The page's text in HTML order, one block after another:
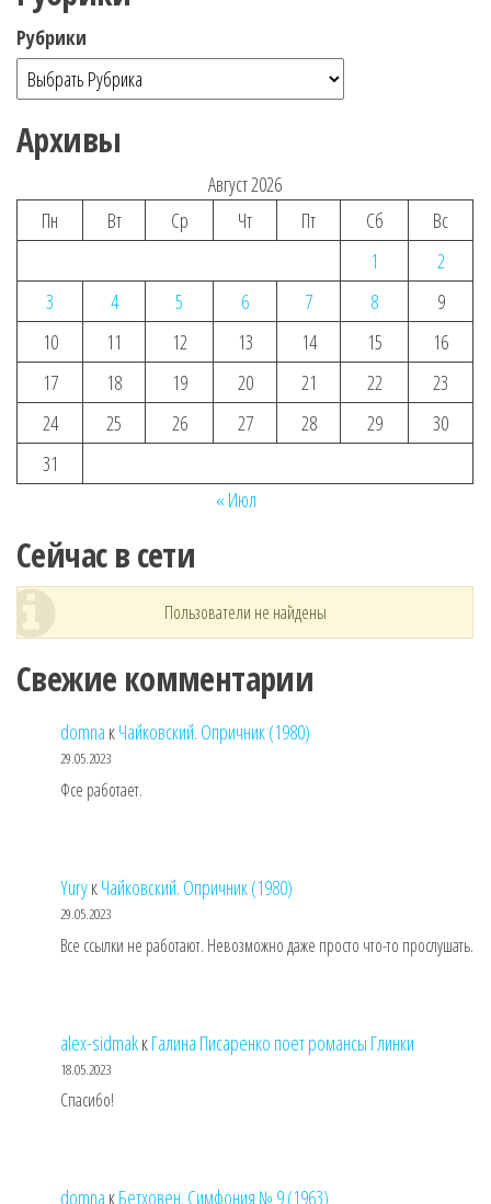
Рубрики
Архивы
Август 2026
Пн
Вт Ср Чт Пт Сб
Вс
1
2
3
4 5 6 7 8
9
10
11 12 13 14 15
16
17
18 19 20 21 22
23
24
25 26 27 28 29
30
31
« Июл
Сейчас в сети
Пользователи не найдены
Свежие комментарии
domna кЧайковский. Опричник (1980)
29.05.2023
Фсе работает.
YuryкЧайковский. Опричник (1980)
29.05.2023
Все ссылки не работают. Невозможно даже просто что-то прослушать.
alex-sidmakкГалина Писаренко поет романсы Глинки
18.05.2023
Спасибо!
domna кБетховен. Симфония № 9 (1963)